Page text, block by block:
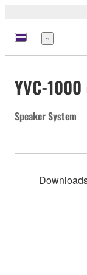
Menu
YVC-1000
Speaker System